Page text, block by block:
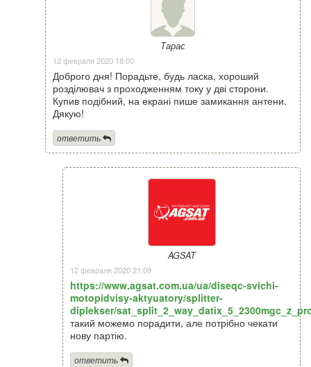
Тарас
12 февраля 2020 18:00
Доброго дня! Порадьте, будь ласка, хороший
розділювач з проходженням току у дві сторони.
Купив подібний, на екрані пише замикання антени.
Дякую!
ответить
AGSAT
12 февраля 2020 21:09
https://www.agsat.com.ua/ua/diseqc-svichi-
motopidvisy-aktyuatory/splitter-
diplekser/
такий можемо порадити, але потрібно чекати
нову партію.
ответить